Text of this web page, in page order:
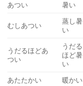
あつい 暑い
むしあつい
蒸し暑
い
うだるほどあ
つい
うだる
ほど暑
い
あたたかい 暖かい